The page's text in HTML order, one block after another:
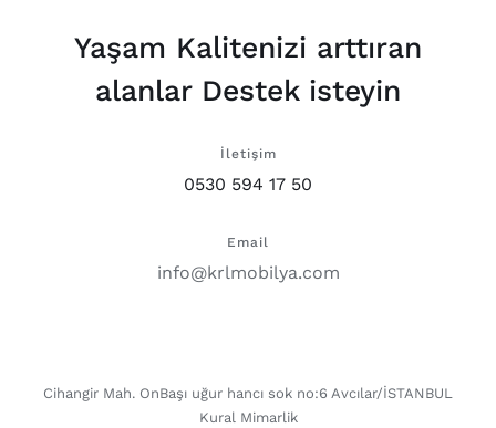
Yaşam Kalitenizi arttıran
alanlar Destek isteyin
İletişim
0530 594 17 50
Email
info@krlmobilya.com
Cihangir Mah. OnBaşı uğur hancı sok no:6 Avcılar/İSTANBUL
Kural Mimarlik